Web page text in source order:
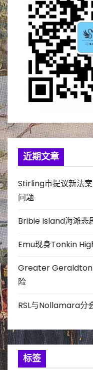
近期文章
Stirling市提议新法
问题
Bribie Island海滩悲
Emu现身Tonkin
Greater Geraldton
险
RSL与Nollamara分
标签